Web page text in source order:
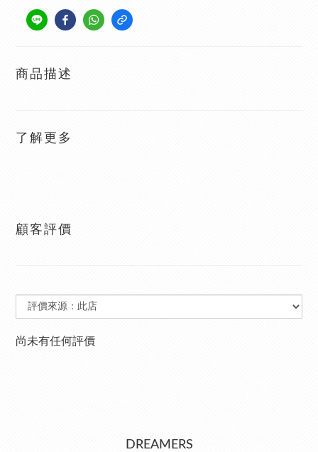
商品描述
了解更多
顧客評價
尚未有任何評價
DREAMERS